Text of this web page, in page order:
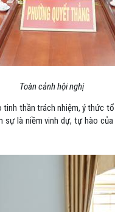
Toàn cảnh hội nghị
thần trách nhiệm, ý thức
là niềm vinh dự, tự hào